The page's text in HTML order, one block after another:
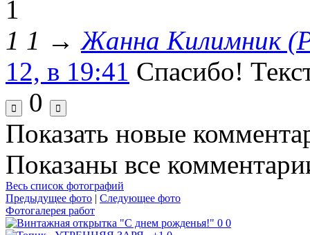
1 1 → Жанна Килимник
12, в 19:41 Спасибо!
0
Показать новые
Показаны все
Весь список фотографий
Предыдущее фото | Следующее фото
Фотогалерея работ
0 0